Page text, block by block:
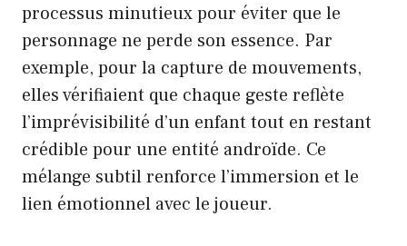
processus minutieux pour éviter que le
personnage ne perde son essence. Par
exemple, pour la capture de mouvements,
elles vérifiaient que chaque geste reflète
l’imprévisibilité d’un enfant tout en restant
crédible pour une entité androïde. Ce
mélange subtil renforce l’immersion et le
lien émotionnel avec le joueur.